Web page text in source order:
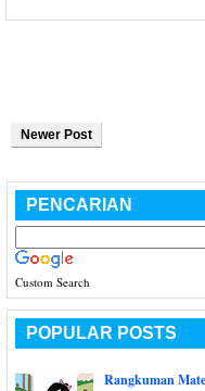
Newer Post
PENCARIAN
Custom Search
POPULAR POSTS
Rangkuman